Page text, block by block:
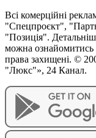
Всі комерційні
"Спецпроєкт",
"Позиція".
можна ознайомитись
права захищені. ©
"Люкс"», 24 Канал.